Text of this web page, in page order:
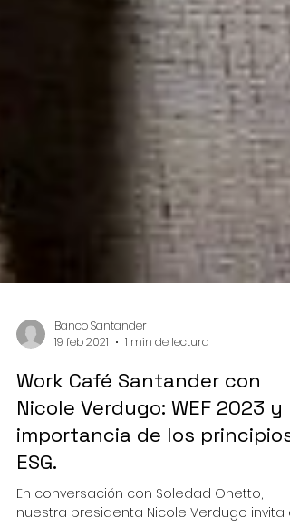
Banco Santander
19 feb 2021
1 min de lectura
Work Café Santander con
Nicole Verdugo: WEF 2023 y
importancia de los principios
ESG.